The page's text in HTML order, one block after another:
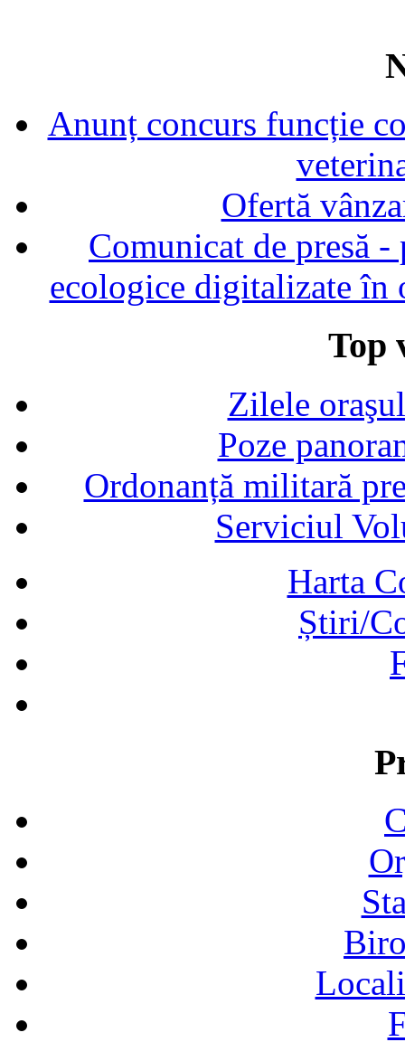
Anunț concurs funcție
Ofertă
Comunicat de presă
ecologice digitalizate în
Top
Zilele
Poze
Ordonanță militară
Serviciul
Harta
Știri/